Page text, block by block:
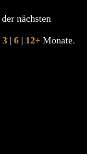
der nächsten
3 | 6 | 12+ Monate.